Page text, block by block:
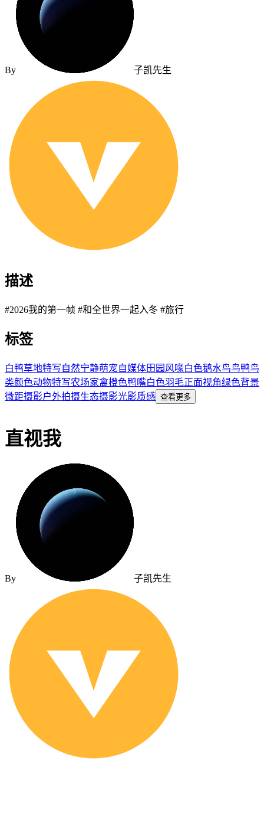
By 子凯先生
描述
#2026我的第一帧 #和全世界一起入冬 #旅行
标签
白鸭草地特写自然宁静萌宠自媒体田园风喙白色鹅水鸟鸟鸭鸟
类颜色动物特写农场家禽橙色鸭嘴白色羽毛正面视角绿色背景
微距摄影户外拍摄生态摄影光影质感 查看更多
直视我
By 子凯先生